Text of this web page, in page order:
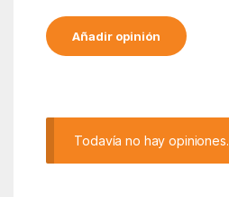
Todavía no hay opiniones.